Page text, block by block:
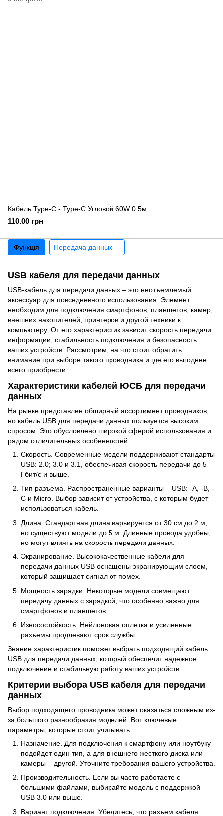
Кабель Type-C - Type-C Угловой 60W 0.5м
110.00 грн
USB кабеля для передачи данных
USB-кабель для передачи данных – это неотъемлемый
аксессуар для повседневного использования. Элемент
необходим для подключения смартфонов, планшетов, камер,
внешних накопителей, принтеров и другой техники к
компьютеру. От его характеристик зависит скорость передачи
информации, стабильность подключения и безопасность
ваших устройств. Рассмотрим, на что стоит обратить
внимание при выборе такого проводника и где его выгоднее
всего приобрести.
Характеристики кабелей ЮСБ для передачи
данных
На рынке представлен обширный ассортимент проводников,
но кабель USB для передачи данных пользуется высоким
спросом. Это обусловлено широкой сферой использования и
рядом отличительных особенностей:
Скорость. Современные модели поддерживают стандарты
USB: 2.0; 3.0 и 3.1, обеспечивая скорость передачи до 5
Гбит/с и выше.
Тип разъема. Распространенные варианты – USB: -A, -B, -
C и Micro. Выбор зависит от устройства, с которым будет
использоваться кабель.
Длина. Стандартная длина варьируется от 30 см до 2 м,
но существуют модели до 5 м. Длинные провода удобны,
но могут влиять на скорость передачи данных.
Экранирование. Высококачественные кабели для
передачи данных USB оснащены экранирующим слоем,
который защищает сигнал от помех.
Мощность зарядки. Некоторые модели совмещают
передачу данных с зарядкой, что особенно важно для
смартфонов и планшетов.
Износостойкость. Нейлоновая оплетка и усиленные
разъемы продлевают срок службы.
Знание характеристик поможет выбрать подходящий кабель
USB для передачи данных, который обеспечит надежное
подключение и стабильную работу ваших устройств.
Критерии выбора USB кабеля для передачи
данных
Выбор подходящего проводника может оказаться сложным из-
за большого разнообразия моделей. Вот ключевые
параметры, которые стоит учитывать:
Назначение. Для подключения к смартфону или ноутбуку
подойдет один тип, а для внешнего жесткого диска или
камеры – другой. Уточните требования вашего устройства.
Производительность. Если вы часто работаете с
большими файлами, выбирайте модель с поддержкой
USB 3.0 или выше.
Вариант подключения. Убедитесь, что разъем кабеля
Функція Передача данных